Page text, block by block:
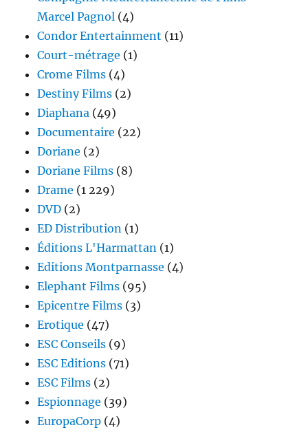
Marcel Pagnol (4)
Condor Entertainment (11)
Court-métrage (1)
Crome Films (4)
Destiny Films (2)
Diaphana (49)
Documentaire (22)
Doriane (2)
Doriane Films (8)
Drame (1 229)
DVD (2)
ED Distribution (1)
Éditions L'Harmattan (1)
Editions Montparnasse (4)
Elephant Films (95)
Epicentre Films (3)
Erotique (47)
ESC Conseils (9)
ESC Editions (71)
ESC Films (2)
Espionnage (39)
EuropaCorp (4)